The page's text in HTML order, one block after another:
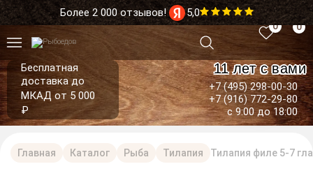
Более 2 000 отзывов! 5,0
Бесплатная
доставка до
МКАД от 5 000
₽
11 лет с вами
+7 (495) 298-00-30
+7 (916) 772-29-80
с 9:00 до 18:00
0 0
Главная Каталог Рыба Тилапия Тилапия филе 5-7